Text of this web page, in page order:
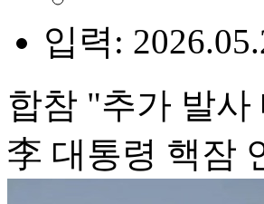
입력:
합참 "추가 발
李 대통령 핵잠